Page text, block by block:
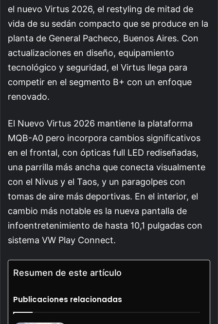
el nuevo Virtus 2026, el restyling de mitad de
vida de su sedán compacto que se produce en la
planta de General Pacheco, Buenos Aires. Con
actualizaciones en diseño, equipamiento
tecnológico y seguridad, el Virtus llega para
competir en el segmento B+ con un enfoque
renovado.
El Nuevo Virtus 2026 mantiene la plataforma
MQB-A0 pero incorpora cambios significativos
en el frontal, con ópticas full LED rediseñadas,
una parrilla más ancha que conecta visualmente
con el Nivus y el Taos, y un paragolpes con
tomas de aire más deportivas. En el interior, el
cambio más notable es la nueva pantalla de
infoentretenimiento de hasta 10,1 pulgadas con
sistema VW Play Connect.
Resumen de este artículo
Publicaciones relacionadas